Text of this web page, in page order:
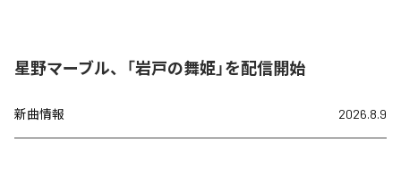
星野マーブル、「岩戸の舞姫」を配信開始
新曲情報 2026.8.9